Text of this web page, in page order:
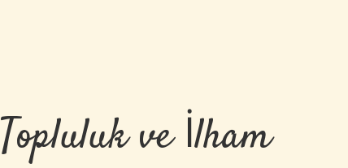
Topluluk ve İlham